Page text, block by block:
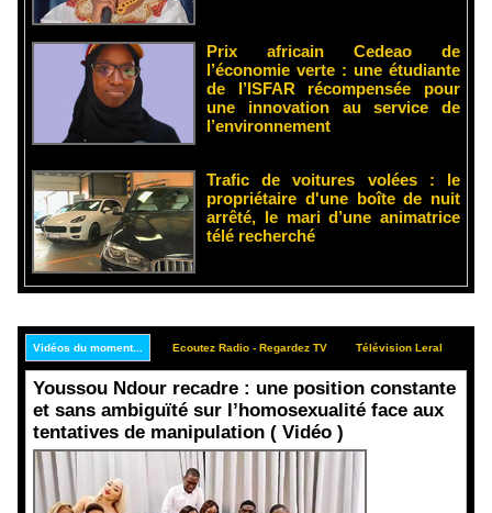
Prix africain Cedeao de
l’économie verte : une étudiante
de l’ISFAR récompensée pour
une innovation au service de
l’environnement
Trafic de voitures volées : le
propriétaire d'une boîte de nuit
arrêté, le mari d’une animatrice
télé recherché
Vidéos du moment... Ecoutez Radio - Regardez TV Télévision Leral
Youssou Ndour recadre : une position constante
et sans ambiguïté sur l’homosexualité face aux
tentatives de manipulation ( Vidéo )